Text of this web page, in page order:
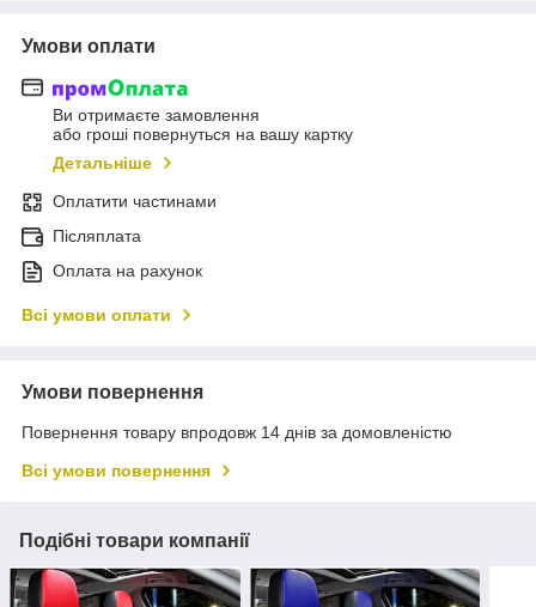
Умови оплати
Ви отримаєте замовлення
або гроші повернуться на вашу картку
Детальніше
Оплатити частинами
Післяплата
Оплата на рахунок
Всі умови оплати
Умови повернення
Повернення товару впродовж 14 днів за домовленістю
Всі умови повернення
Подібні товари компанії